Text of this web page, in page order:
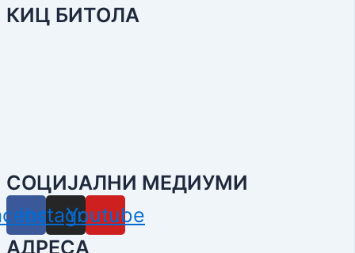
КИЦ БИТОЛА
СОЦИЈАЛНИ МЕДИУМИ
Instagram
Youtube
АДРЕСА